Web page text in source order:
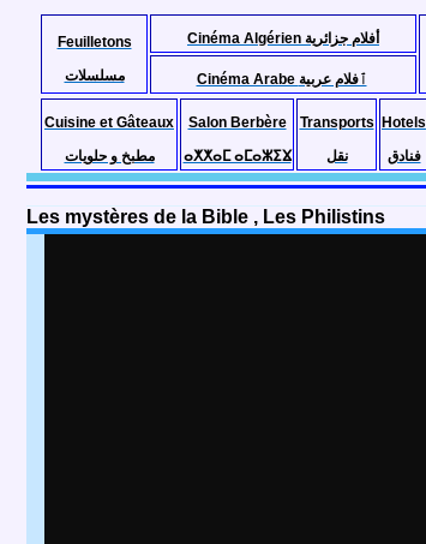
Feuilletons
مسلسلات
Cinéma Algérien أفلام جزائرية
Cinéma Arabe ٱفلام عربية
Cuisine et Gâteaux
مطبخ و حلويات
Salon Berbère
ⴰⵅⵅⴰⵎ ⴰⵎⴰⵣⵉⴴ
Transports
نقل
Hotels
فنادق
Les mystères de la Bible , Les Philistins